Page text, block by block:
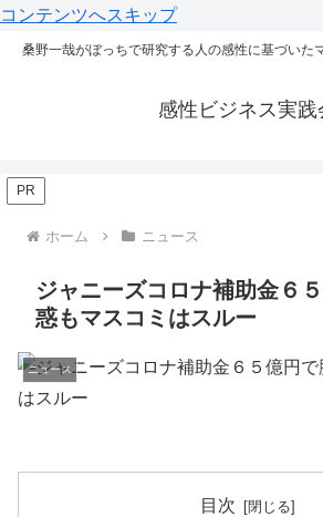
コンテンツへスキップ
桑野一哉がぼっちで研究する人の感性に基づいた
感性ビジネス実践
PR
ホーム ニュース
ジャニーズコロナ補助金６
惑もマスコミはスルー
ニュース
目次